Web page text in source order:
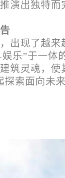
演出独特而
出现了越
乐”于一
筑灵魂，
探索面向未